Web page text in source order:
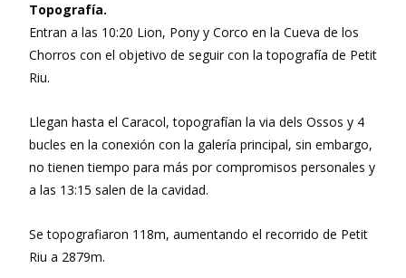
Topografía.
Entran a las 10:20 Lion, Pony y Corco en la Cueva de los
Chorros con el objetivo de seguir con la topografía de Petit
Riu.
Llegan hasta el Caracol, topografían la via dels Ossos y 4
bucles en la conexión con la galería principal, sin embargo,
no tienen tiempo para más por compromisos personales y
a las 13:15 salen de la cavidad.
Se topografiaron 118m, aumentando el recorrido de Petit
Riu a 2879m.